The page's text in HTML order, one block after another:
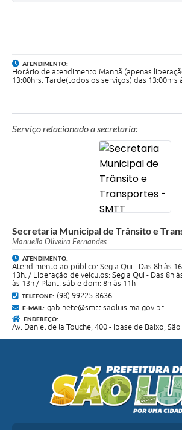
ATENDIMENTO:
Horário de atendimento:Manhã (apenas
13:00hrs. Tarde(todos os serviços) das 13:00hrs
Serviço relacionado a secretaria:
Secretaria Municipal de Trânsito e
Manuella Oliveira Fernandes
ATENDIMENTO:
Atendimento ao público: Seg a Qui - Das 8h às
13h. / Liberação de veículos: Seg a Qui - Das 8h
às 13h / Plant, sáb e dom: 8h às 11h
TELEFONE: (98) 99225-8636
E-MAIL: gabinete@smtt.saoluis.ma.gov.br
ENDEREÇO:
Av. Daniel de la Touche, 400 - Ipase de Baixo,